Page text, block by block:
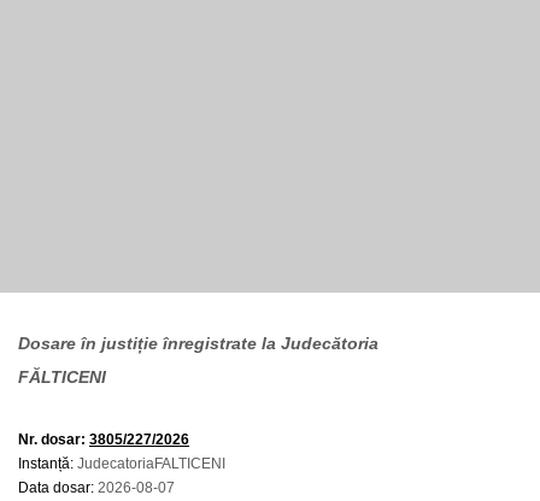
Dosare în justiție înregistrate la Judecătoria
FĂLTICENI
Nr. dosar: 3805/227/2026
Instanță: JudecatoriaFALTICENI
Data dosar: 2026-08-07